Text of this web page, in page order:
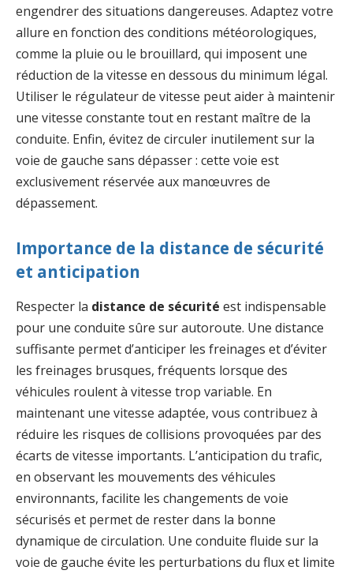
engendrer des situations dangereuses. Adaptez votre
allure en fonction des conditions météorologiques,
comme la pluie ou le brouillard, qui imposent une
réduction de la vitesse en dessous du minimum légal.
Utiliser le régulateur de vitesse peut aider à maintenir
une vitesse constante tout en restant maître de la
conduite. Enfin, évitez de circuler inutilement sur la
voie de gauche sans dépasser : cette voie est
exclusivement réservée aux manœuvres de
dépassement.
Importance de la distance de sécurité
et anticipation
Respecter la distance de sécurité est indispensable
pour une conduite sûre sur autoroute. Une distance
suffisante permet d’anticiper les freinages et d’éviter
les freinages brusques, fréquents lorsque des
véhicules roulent à vitesse trop variable. En
maintenant une vitesse adaptée, vous contribuez à
réduire les risques de collisions provoquées par des
écarts de vitesse importants. L’anticipation du trafic,
en observant les mouvements des véhicules
environnants, facilite les changements de voie
sécurisés et permet de rester dans la bonne
dynamique de circulation. Une conduite fluide sur la
voie de gauche évite les perturbations du flux et limite